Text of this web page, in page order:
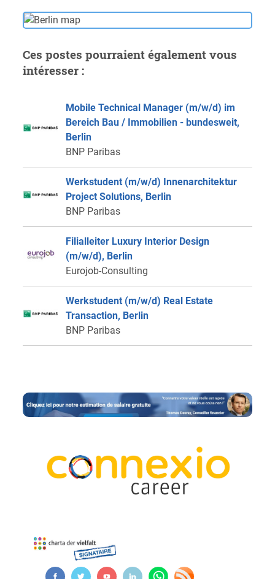
Ces postes pourraient également vous
intéresser :
Mobile Technical Manager (m/w/d) im
Bereich Bau / Immobilien - bundesweit,
Berlin
BNP Paribas
Werkstudent (m/w/d) Innenarchitektur
Project Solutions, Berlin
BNP Paribas
Filialleiter Luxury Interior Design
(m/w/d), Berlin
Eurojob-Consulting
Werkstudent (m/w/d) Real Estate
Transaction, Berlin
BNP Paribas